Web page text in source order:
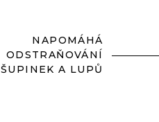
NAPOMÁHÁ
ODSTRAŇOVÁNÍ
ŠUPINEK A LUPŮ